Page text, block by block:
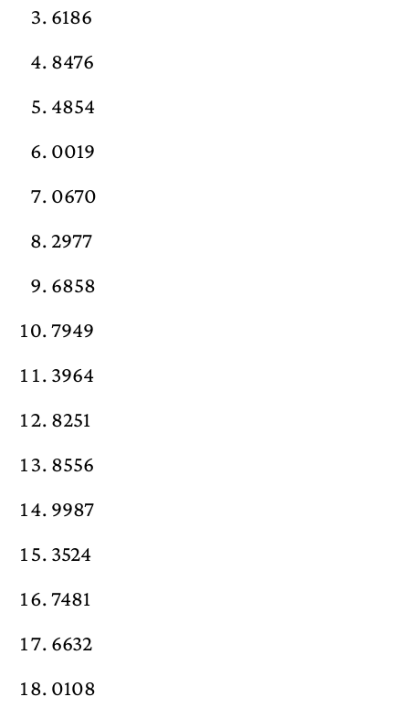
6186
8476
4854
0019
0670
2977
6858
7949
3964
8251
8556
9987
3524
7481
6632
0108